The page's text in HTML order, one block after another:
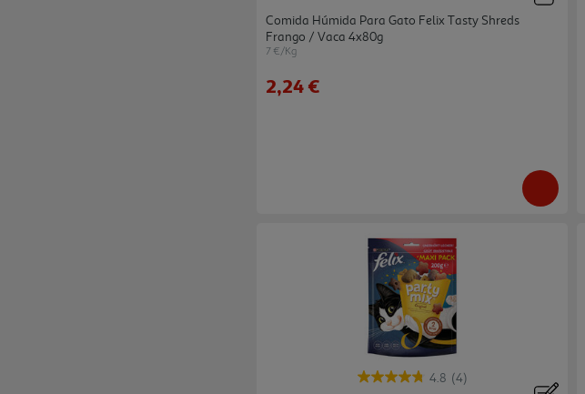
Comida Húmida Para Gato Felix Tasty Shreds
Frango / Vaca 4x80g
7 €/Kg
2,24 €
4.8 (4)